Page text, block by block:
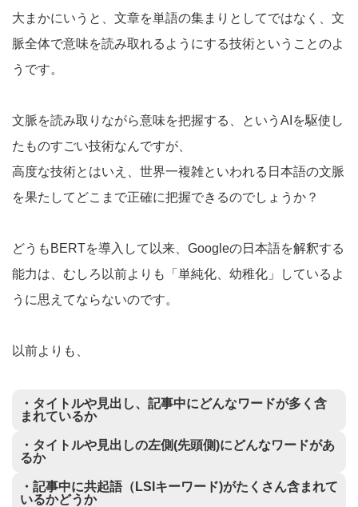
大まかにいうと、文章を単語の集まりとしてではなく、文
脈全体で意味を読み取れるようにする技術ということのよ
うです。
文脈を読み取りながら意味を把握する、というAIを駆使し
たものすごい技術なんですが、
高度な技術とはいえ、世界一複雑といわれる日本語の文脈
を果たしてどこまで正確に把握できるのでしょうか？
どうもBERTを導入して以来、Googleの日本語を解釈する
能力は、むしろ以前よりも「単純化、幼稚化」しているよ
うに思えてならないのです。
以前よりも、
・タイトルや見出し、記事中にどんなワードが多く含
まれているか
・タイトルや見出しの左側(先頭側)にどんなワードがあ
るか
・記事中に共起語（LSIキーワード)がたくさん含まれて
いるかどうか